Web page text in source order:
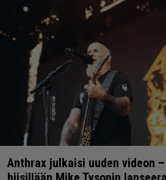
Anthrax julkaisi uuden videon